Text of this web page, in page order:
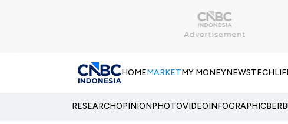
HOMEMARKETMY MONEYNEWSTECH
RESEARCHOPINIONPHOTOVIDEOINFOGRAPHIC